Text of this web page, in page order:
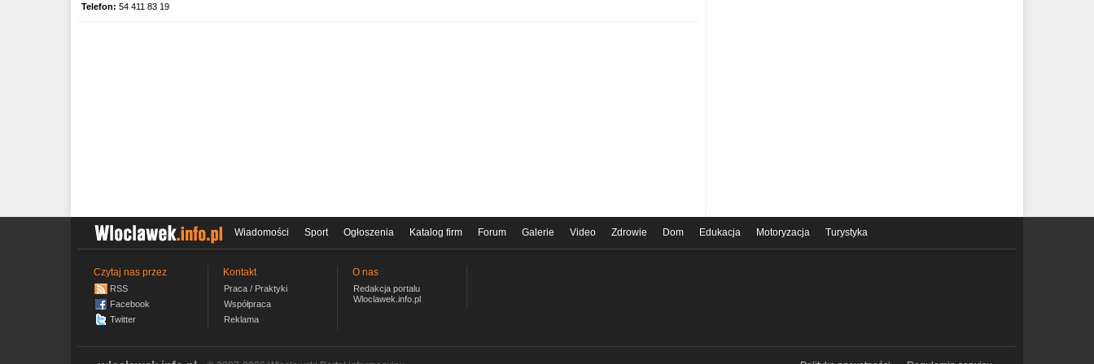
Telefon: 54 411 83 19
Wiadomości Sport Ogłoszenia Katalog firm Forum Galerie Video Zdrowie Dom Edukacja Motoryzacja Turystyka
Czytaj nas przez
RSS
Facebook
Twitter
Kontakt
Praca / Praktyki
Współpraca
Reklama
O nas
Redakcja portalu
Wloclawek.info.pl